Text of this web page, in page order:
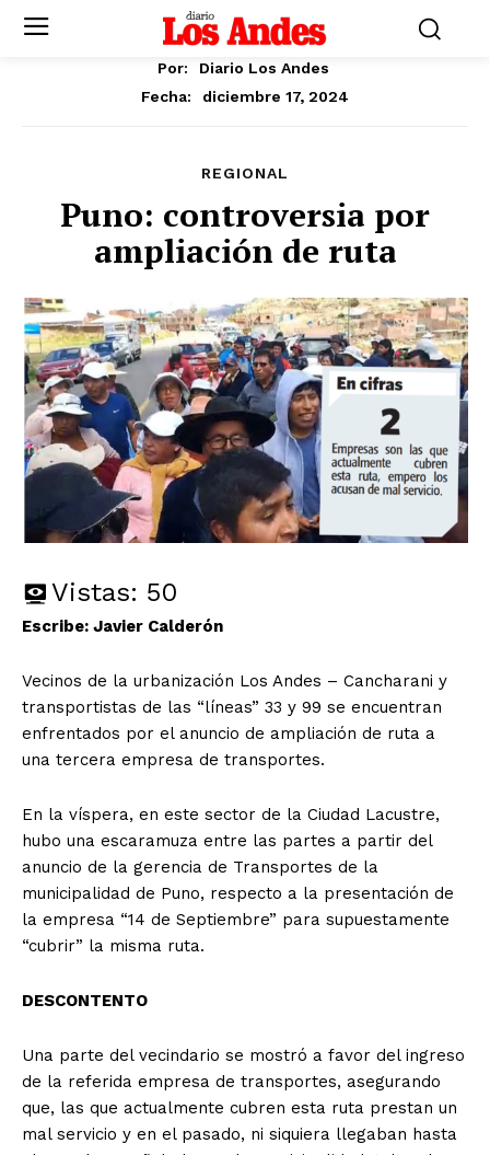
Por:
Diario Los Andes
Fecha:
diciembre 17, 2024
REGIONAL
Puno: controversia por
ampliación de ruta
Vistas: 50
Escribe: Javier Calderón
Vecinos de la urbanización Los Andes – Cancharani y
transportistas de las “líneas” 33 y 99 se encuentran
enfrentados por el anuncio de ampliación de ruta a
una tercera empresa de transportes.
En la víspera, en este sector de la Ciudad Lacustre,
hubo una escaramuza entre las partes a partir del
anuncio de la gerencia de Transportes de la
municipalidad de Puno, respecto a la presentación de
la empresa “14 de Septiembre” para supuestamente
“cubrir” la misma ruta.
DESCONTENTO
Una parte del vecindario se mostró a favor del ingreso
de la referida empresa de transportes, asegurando
que, las que actualmente cubren esta ruta prestan un
mal servicio y en el pasado, ni siquiera llegaban hasta